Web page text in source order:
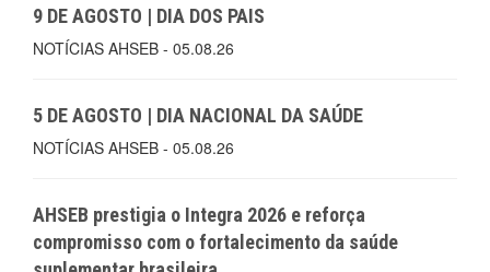
9 DE AGOSTO | DIA DOS PAIS
NOTÍCIAS AHSEB - 05.08.26
5 DE AGOSTO | DIA NACIONAL DA SAÚDE
NOTÍCIAS AHSEB - 05.08.26
AHSEB prestigia o Integra 2026 e reforça
compromisso com o fortalecimento da saúde